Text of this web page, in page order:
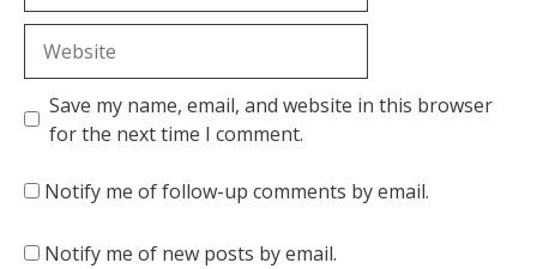
Save my name, email, and website in this browser
for the next time I comment.
Notify me of follow-up comments by email.
Notify me of new posts by email.